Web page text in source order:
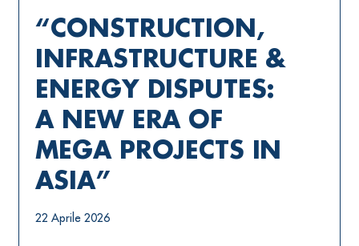
“CONSTRUCTION,
INFRASTRUCTURE &
ENERGY DISPUTES:
A NEW ERA OF
MEGA PROJECTS IN
ASIA”
22 Aprile 2026